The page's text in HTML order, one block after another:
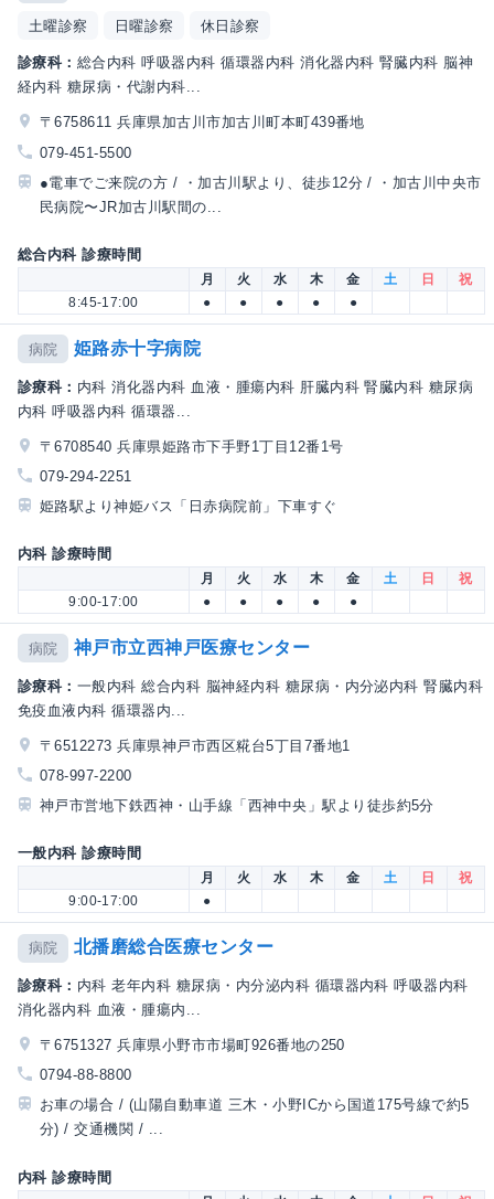
土曜診察 日曜診察 休日診察
診療科： 総合内科 呼吸器内科 循環器内科 消化器内科 腎臓内科 脳神
経内科 糖尿病・代謝内科...
〒6758611 兵庫県加古川市加古川町本町439番地
079-451-5500
●電車でご来院の方 / ・加古川駅より、徒歩12分 / ・加古川中央市
民病院〜JR加古川駅間の...
総合内科 診療時間
月 火 水 木 金 土 日
祝
8:45-17:00
● ● ● ● ●
病院 姫路赤十字病院
診療科： 内科 消化器内科 血液・腫瘍内科 肝臓内科 腎臓内科 糖尿病
内科 呼吸器内科 循環器...
〒6708540 兵庫県姫路市下手野1丁目12番1号
079-294-2251
姫路駅より神姫バス「日赤病院前」下車すぐ
内科 診療時間
月 火 水 木 金 土 日
祝
9:00-17:00
● ● ● ● ●
病院 神戸市立西神戸医療センター
診療科： 一般内科 総合内科 脳神経内科 糖尿病・内分泌内科 腎臓内科
免疫血液内科 循環器内...
〒6512273 兵庫県神戸市西区糀台5丁目7番地1
078-997-2200
神戸市営地下鉄西神・山手線「西神中央」駅より徒歩約5分
一般内科 診療時間
月 火 水 木 金 土 日
祝
9:00-17:00
●
病院 北播磨総合医療センター
診療科： 内科 老年内科 糖尿病・内分泌内科 循環器内科 呼吸器内科
消化器内科 血液・腫瘍内...
〒6751327 兵庫県小野市市場町926番地の250
0794-88-8800
お車の場合 / (山陽自動車道 三木・小野ICから国道175号線で約5
分) / 交通機関 / ...
内科 診療時間